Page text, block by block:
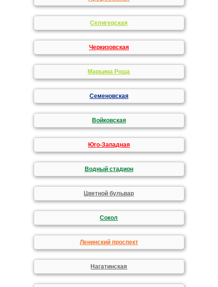
Селигерская
Черкизовская
Марьина Роща
Семеновская
Войковская
Юго-Западная
Водный стадион
Цветной бульвар
Сокол
Ленинский проспект
Нагатинская